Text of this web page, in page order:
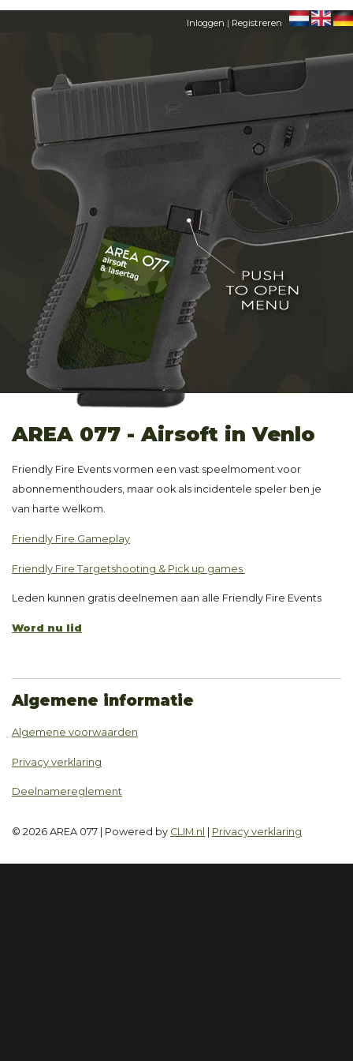
Inloggen | Registreren
HOME
AREA 077
LEDEN
CONTACT
AREA 077 - Airsoft in Venlo
Friendly Fire Events vormen een vast speelmoment voor
abonnementhouders, maar ook als incidentele speler ben je
van harte welkom.
Friendly Fire Gameplay
Friendly Fire Targetshooting & Pick up games
Leden kunnen gratis deelnemen aan alle Friendly Fire Events
Word nu lid
Algemene informatie
Algemene voorwaarden
Privacy verklaring
Deelnamereglement
© 2026 AREA 077 | Powered by CLIM.nl Privacy verklaring